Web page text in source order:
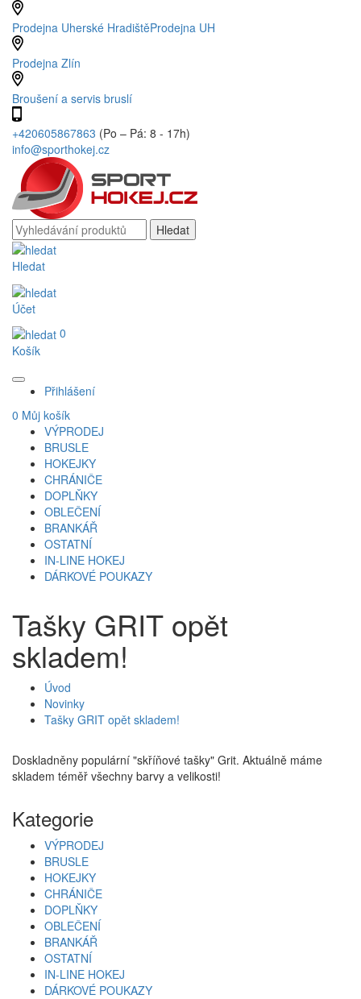
Prodejna Uherské HradištěProdejna UH
Prodejna Zlín
Broušení a servis bruslí
+420605867863 (Po – Pá: 8 - 17h)
info@sporthokej.cz
Hledat
Účet
0
Košík
Přihlášení
0 Můj košík
VÝPRODEJ
BRUSLE
HOKEJKY
CHRÁNIČE
DOPLŇKY
OBLEČENÍ
BRANKÁŘ
OSTATNÍ
IN-LINE HOKEJ
DÁRKOVÉ POUKAZY
Tašky GRIT opět
skladem!
Úvod
Novinky
Tašky GRIT opět skladem!
Doskladněny populární "skříňové tašky" Grit. Aktuálně máme
skladem téměř všechny barvy a velikosti!
Kategorie
VÝPRODEJ
BRUSLE
HOKEJKY
CHRÁNIČE
DOPLŇKY
OBLEČENÍ
BRANKÁŘ
OSTATNÍ
IN-LINE HOKEJ
DÁRKOVÉ POUKAZY